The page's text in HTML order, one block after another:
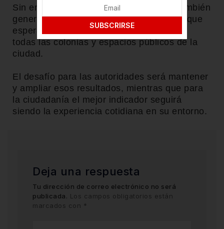
Sin embargo, este tipo de distinciones también
generan expectativas entre la población, que
espera ver reflejados esos estándares en
todas las colonias y espacios públicos de la
ciudad.
El desafío para las autoridades será mantener
y ampliar esos resultados, mientras que para
la ciudadanía el mejor indicador seguirá
siendo la experiencia cotidiana en su entorno.
Deja una respuesta
Tu dirección de correo electrónico no será
publicada. Los campos obligatorios están
marcados con *
SUBSCRIRSE